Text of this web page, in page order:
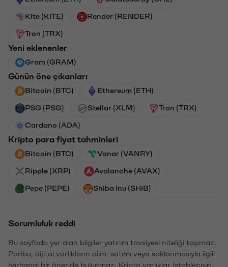
Kite (KITE) Render (RENDER)
Tron (TRX)
Yeni eklenenler
Gram (GRAM)
Günün öne çıkanları
Bitcoin (BTC) Ethereum (ETH)
PSG (PSG) Stellar (XLM) Tron (TRX)
Cardano (ADA)
Kripto para fiyat tahminleri
Bitcoin (BTC) Vanar (VANRY)
Ripple (XRP) Avalanche (AVAX)
Pepe (PEPE) Shiba Inu (SHIB)
Sorumluluk reddi
Bu sayfada yer alan bilgiler yatırım tavsiyesi niteliği taşımaz.
Paribu, dijital varlıkların alım-satımı veya saklanmasıyla ilgili
herhangi bir öneride bulunmaz. Kripto varlıklar (stablecoin